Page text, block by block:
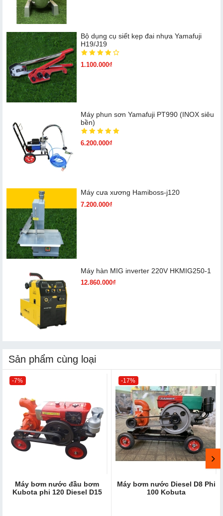
Bộ dụng cụ siết kẹp đai nhựa Yamafuji
H19/J19
1.100.000₫
Máy phun sơn Yamafuji PT990 (INOX siêu
bền)
6.200.000₫
Máy cưa xương Hamiboss-j120
7.200.000₫
Máy hàn MIG inverter 220V HKMIG250-1
12.860.000₫
Sản phẩm cùng loại
-7%
Máy bơm nước đầu bơm
Kubota phi 120 Diesel D15
-17%
Máy bơm nước Diesel D8 Phi
100 Kobuta